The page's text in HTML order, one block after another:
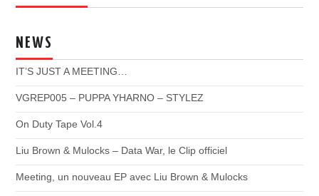
NEWS
IT’S JUST A MEETING…
VGREP005 – PUPPA YHARNO – STYLEZ
On Duty Tape Vol.4
Liu Brown & Mulocks – Data War, le Clip officiel
Meeting, un nouveau EP avec Liu Brown & Mulocks